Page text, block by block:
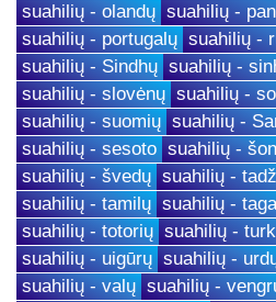
suahilių - olandų suahilių -
suahilių - portugalų suahilių -
suahilių - Sindhų suahilių -
suahilių - slovėnų suahilių -
suahilių - suomių suahilių -
suahilių - sesoto suahilių -
suahilių - švedų suahilių -
suahilių - tamilų suahilių -
suahilių - totorių suahilių -
suahilių - uigūrų suahilių -
suahilių - valų suahilių -